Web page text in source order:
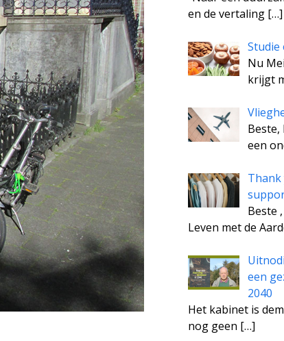
en de vertaling […]
Nu
krijgt
Beste,
een
Beste
Leven met de
een
2040
Het kabinet is
nog geen […]